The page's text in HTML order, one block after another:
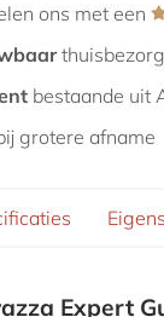
ons met een
bestaande uit
grotere afname
Expert